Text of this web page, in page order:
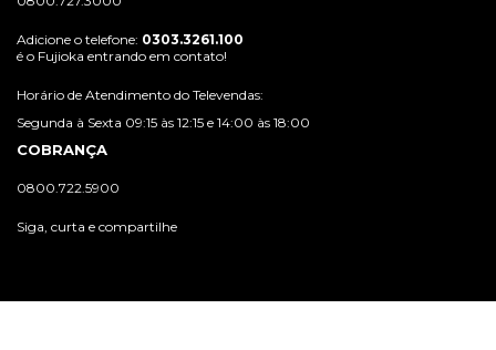
Adicione o telefone: 0303.3261.100
é o Fujioka entrando em contato!
Horário de Atendimento do Televendas:
Segunda à Sexta 09:15 às 12:15 e 14:00 às 18:00
COBRANÇA
0800.722.5900
Siga, curta e compartilhe